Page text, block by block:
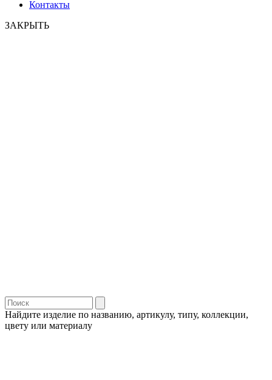
Контакты
ЗАКРЫТЬ
Найдите изделие по названию, артикулу, типу, коллекции,
цвету или материалу